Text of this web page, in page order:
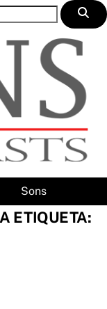
Sons
ETIQUETA: